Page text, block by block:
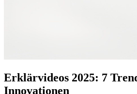
Erklärvideos 2025: 7
Innovationen